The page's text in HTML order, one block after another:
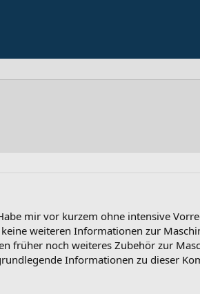
mir vor kurzem ohne intensive
weiteren Informationen zur
früher noch weiteres Zubehör zur
Informationen zu dieser